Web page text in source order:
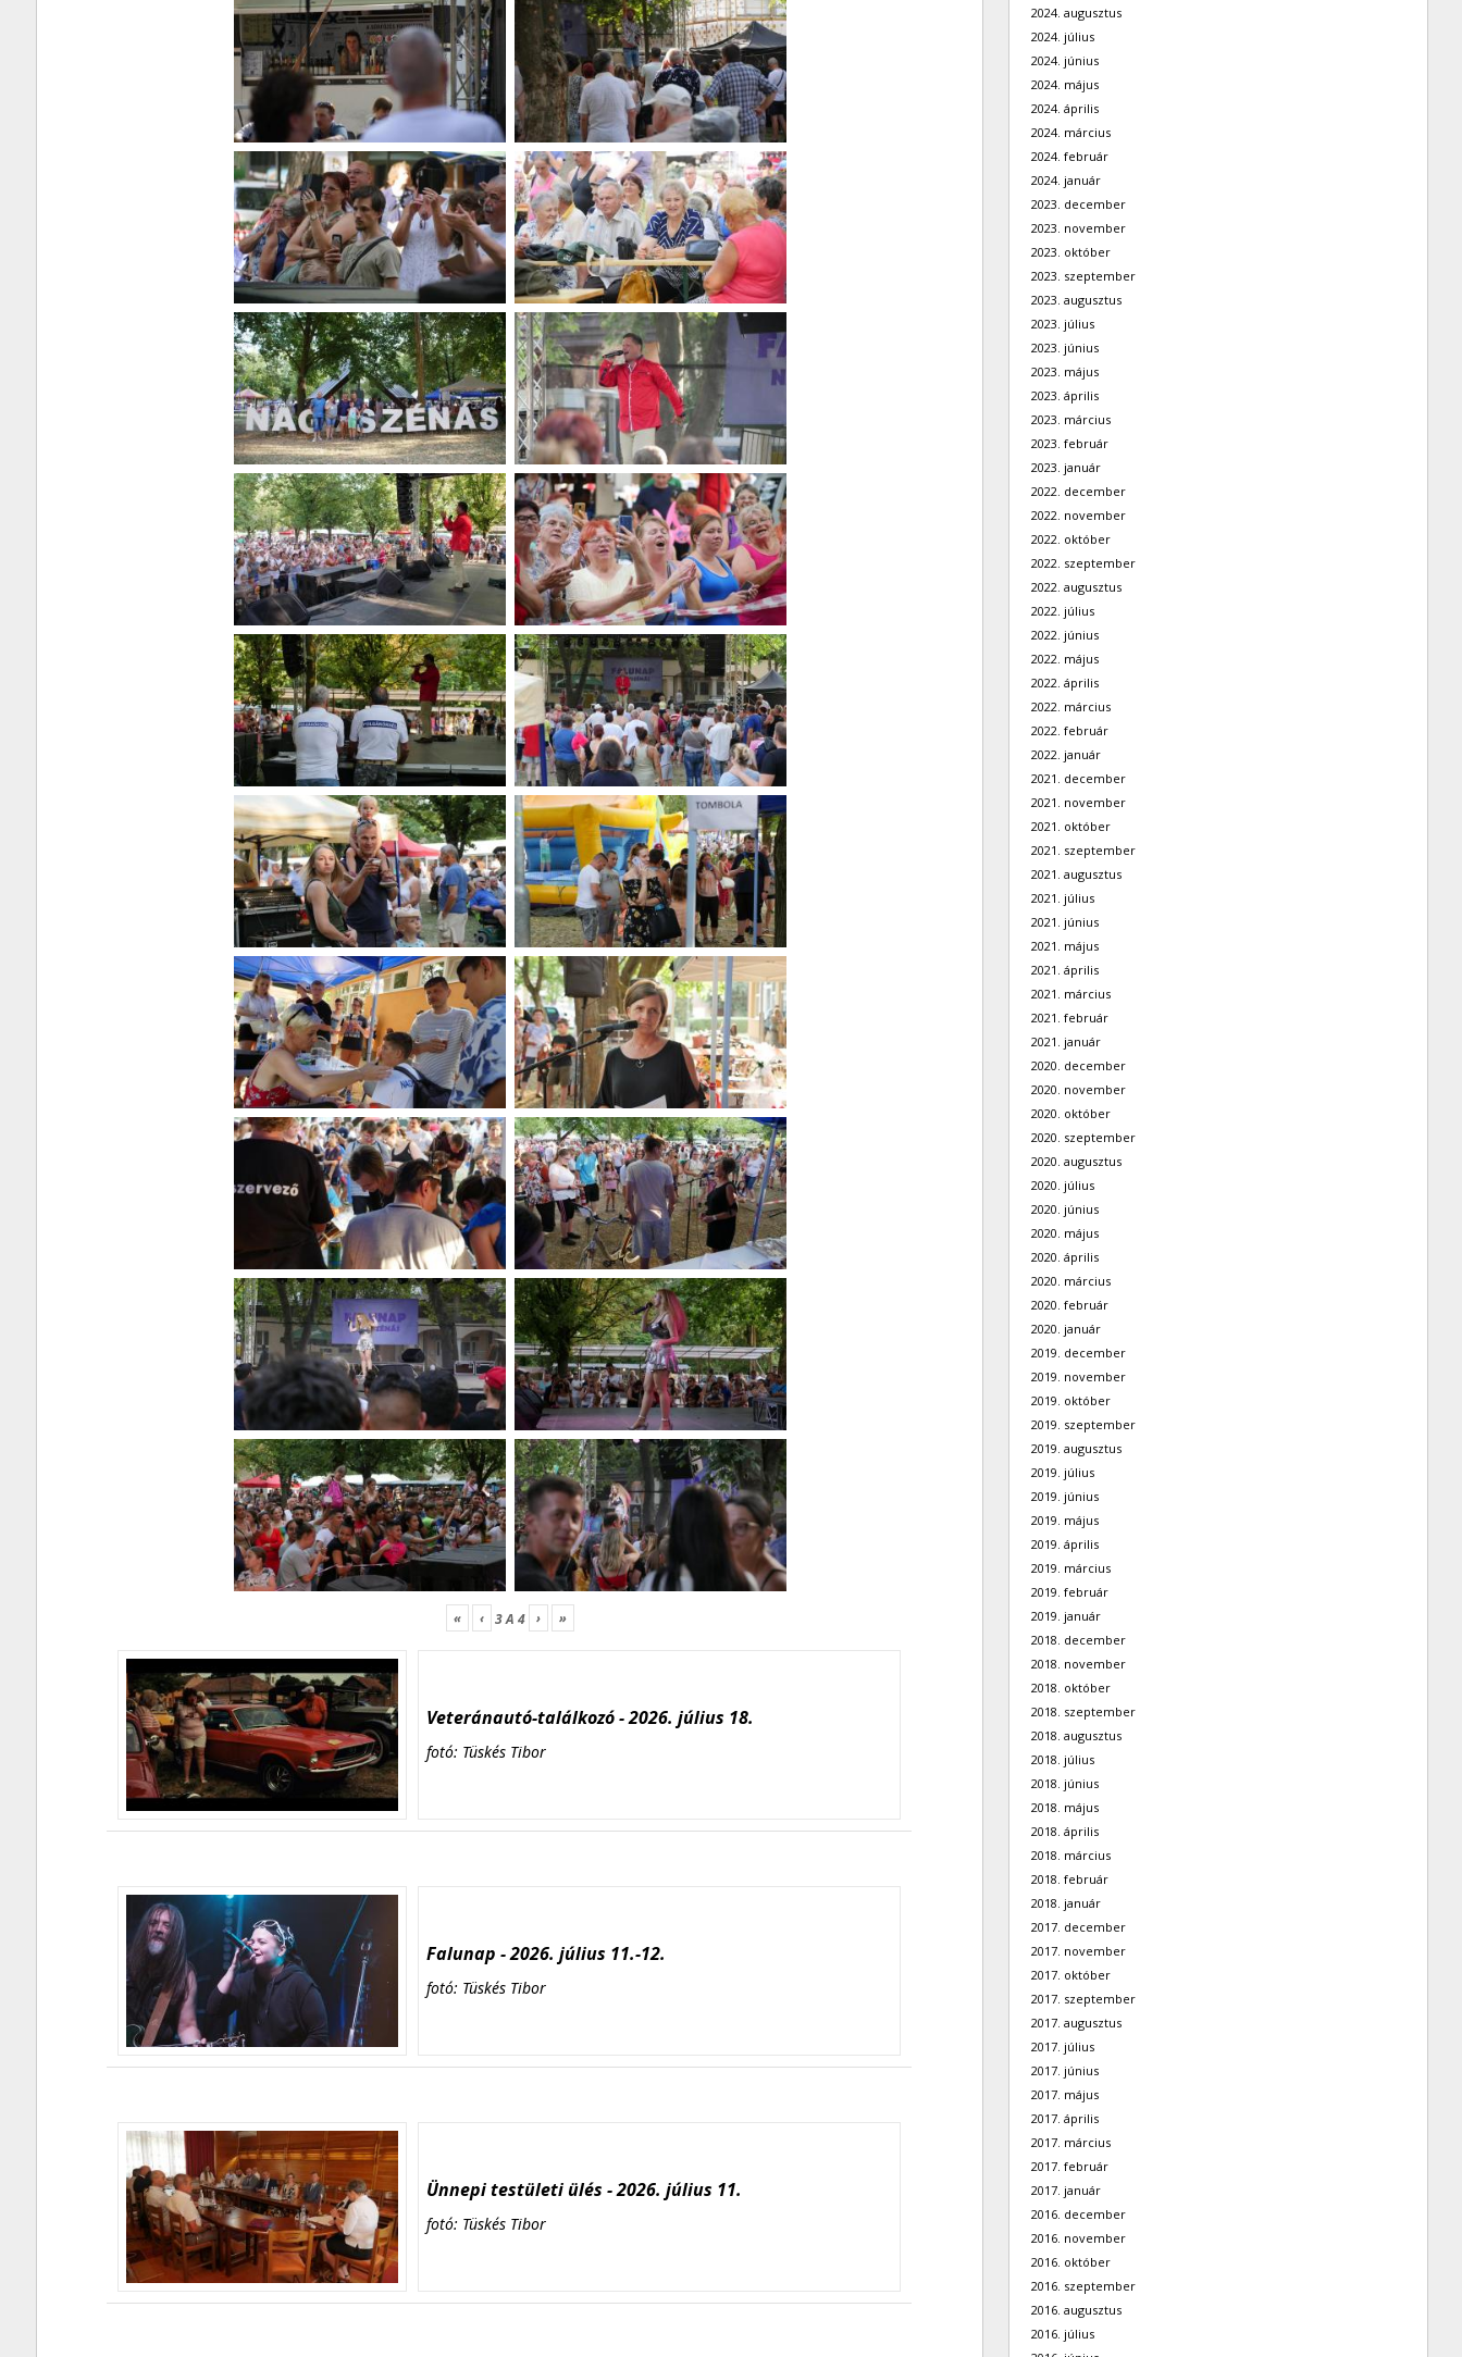
« ‹ 3A 4 › »
Veteránautó-találkozó - 2026. július 18.
fotó: Tüskés Tibor
Falunap - 2026. július 11.-12.
fotó: Tüskés Tibor
Ünnepi testületi ülés - 2026. július 11.
fotó: Tüskés Tibor
2024. augusztus
2024. július
2024. június
2024. május
2024. április
2024. március
2024. február
2024. január
2023. december
2023. november
2023. október
2023. szeptember
2023. augusztus
2023. július
2023. június
2023. május
2023. április
2023. március
2023. február
2023. január
2022. december
2022. november
2022. október
2022. szeptember
2022. augusztus
2022. július
2022. június
2022. május
2022. április
2022. március
2022. február
2022. január
2021. december
2021. november
2021. október
2021. szeptember
2021. augusztus
2021. július
2021. június
2021. május
2021. április
2021. március
2021. február
2021. január
2020. december
2020. november
2020. október
2020. szeptember
2020. augusztus
2020. július
2020. június
2020. május
2020. április
2020. március
2020. február
2020. január
2019. december
2019. november
2019. október
2019. szeptember
2019. augusztus
2019. július
2019. június
2019. május
2019. április
2019. március
2019. február
2019. január
2018. december
2018. november
2018. október
2018. szeptember
2018. augusztus
2018. július
2018. június
2018. május
2018. április
2018. március
2018. február
2018. január
2017. december
2017. november
2017. október
2017. szeptember
2017. augusztus
2017. július
2017. június
2017. május
2017. április
2017. március
2017. február
2017. január
2016. december
2016. november
2016. október
2016. szeptember
2016. augusztus
2016. július